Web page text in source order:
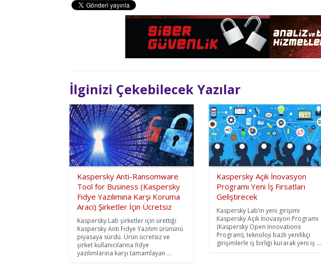
İlginizi Çekebilecek Yazılar
Kaspersky Anti-Ransomware
Tool for Business (Kaspersky
Fidye Yazılımına Karşı Koruma
Araci) Şirketler İçin Ücretsiz
Kaspersky Lab şirketler için ürettiği
Kaspersky Anti Fidye Yazılım ürününü
piyasaya sürdü. Ürün ücretsiz ve
şirket kullanıcılarına fidye
yazılımlarına karşı tamamlayan ...
Kaspersky Açık İnovasyon
Programı Yeni İş Fırsatları
Geliştirecek
Kaspersky Lab’ın yeni girişimi
Kaspersky Açık İnovasyon Programı
(Kaspersky Open Innovations
Program), teknoloji bazlı yenilikçi
girişimlerle iş birliği kurarak yeni iş ...